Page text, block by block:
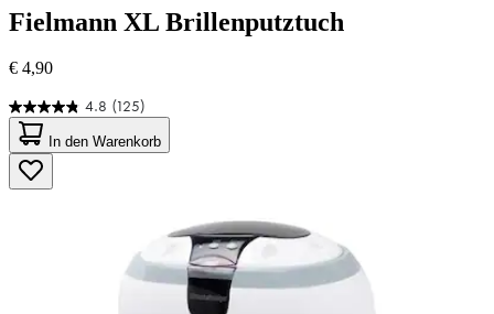
Fielmann XL Brillenputztuch
€ 4,90
4.8 (125)
4.8
von
5
Sternen.
125
In den Warenkorb